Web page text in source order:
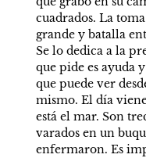
cuadrados. La
grande y batalla
Se lo dedica a la
que pide es ayuda
que puede ver
mismo. El día
está el mar. Son
varados en un
enfermaron. Es